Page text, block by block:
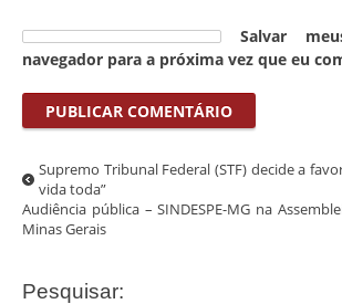
Salvar
navegador para a próxima vez que eu
Supremo Tribunal Federal (STF) decide a
vida toda”
Audiência pública – SINDESPE-MG na
Minas Gerais
Pesquisar: